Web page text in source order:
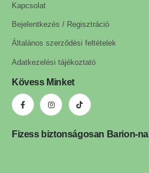
Kapcsolat
Bejelentkezés / Regisztráció
Általános szerződési feltételek
Adatkezelési tájékoztató
Kövess Minket
Fizess biztonságosan Barion-nal